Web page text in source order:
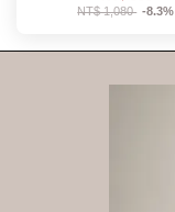
NT$ 1,080 -8.3%